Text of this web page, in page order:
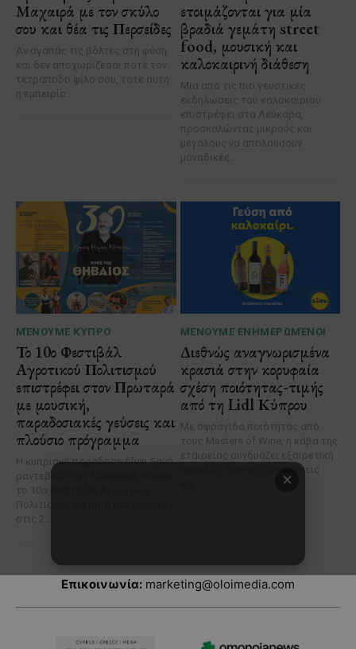
Επικοινωνία: marketing@oloimedia.com